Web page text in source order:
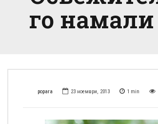
го намали
popara 23 ноември, 2013 1 min